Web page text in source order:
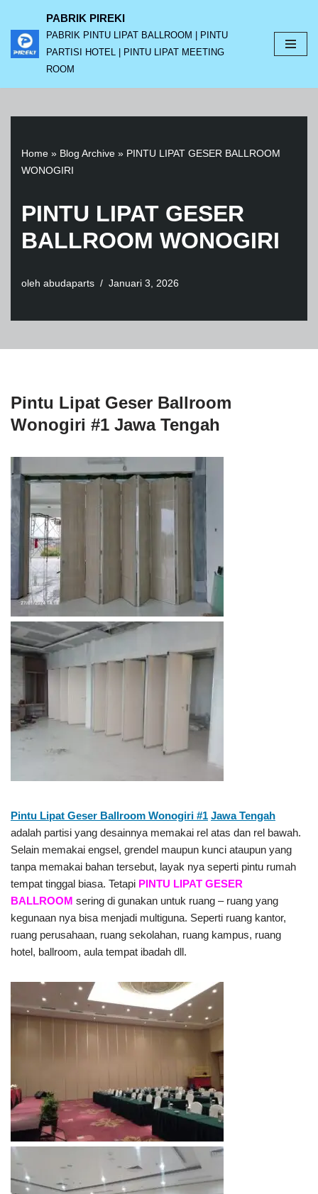
Lompat
ke
PABRIK PIREKI
PABRIK PINTU LIPAT BALLROOM | PINTU
PARTISI HOTEL | PINTU LIPAT MEETING
ROOM
Home » Blog Archive » PINTU LIPAT GESER BALLROOM
WONOGIRI
PINTU LIPAT GESER
BALLROOM WONOGIRI
oleh abudaparts Januari 3, 2026
Pintu Lipat Geser Ballroom
Wonogiri #1 Jawa Tengah
Pintu Lipat Geser Ballroom Wonogiri #1 Jawa Tengah
adalah partisi yang desainnya memakai rel atas dan rel bawah.
Selain memakai engsel, grendel maupun kunci ataupun yang
tanpa memakai bahan tersebut, layak nya seperti pintu rumah
tempat tinggal biasa. Tetapi PINTU LIPAT GESER
BALLROOM sering di gunakan untuk ruang – ruang yang
kegunaan nya bisa menjadi multiguna. Seperti ruang kantor,
ruang perusahaan, ruang sekolahan, ruang kampus, ruang
hotel, ballroom, aula tempat ibadah dll.